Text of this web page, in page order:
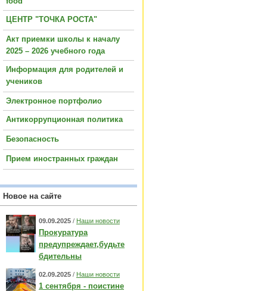
ЦЕНТР "ТОЧКА РОСТА"
Акт приемки школы к началу
2025 – 2026 учебного года
Информация для родителей и
учеников
Электронное портфолио
Антикоррупционная политика
Безопасность
Прием иностранных граждан
Новое на сайте
09.09.2025 / Наши новости
Прокуратура
предупреждает,будьте
бдительны
02.09.2025 / Наши новости
1 сентября - поистине